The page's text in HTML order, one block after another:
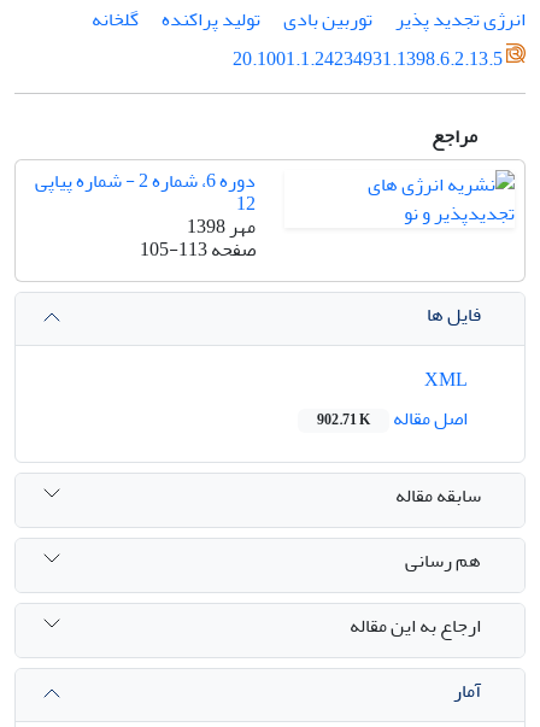
انرژی تجدید پذیر
توربین بادی تولید پراکنده
گلخانه
20.1001.1.24234931.1398.6.2.13.5
مراجع
دوره 6، شماره 2 - شماره پیاپی
12
مهر 1398
صفحه105-113
فایل ها
اصل مقاله
902.71 K
سابقه مقاله
هم رسانی
ارجاع به این مقاله
آمار